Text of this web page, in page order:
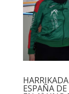
ESPAÑA